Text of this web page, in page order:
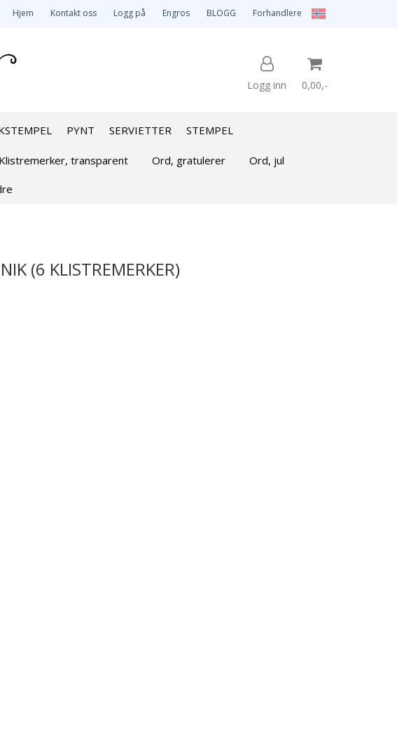
Hjem Kontakt oss Logg på Engros BLOGG Forhandlere
Logg inn 0,00,-
PYNT SERVIETTER STEMPEL
Klistremerker, transparent Ord, gratulerer Ord, jul
(6 KLISTREMERKER)